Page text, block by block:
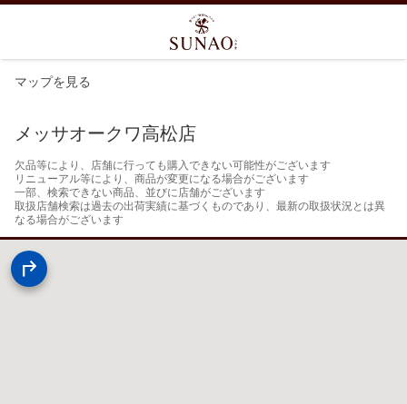
マップを見る
メッサオークワ高松店
欠品等により、店舗に行っても購入できない可能性がございます
リニューアル等により、商品が変更になる場合がございます
一部、検索できない商品、並びに店舗がございます
取扱店舗検索は過去の出荷実績に基づくものであり、最新の取扱状況とは異
なる場合がございます